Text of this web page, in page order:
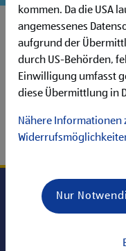
kommen. Da die USA
angemessenes
aufgrund der
durch US-Behörden,
Einwilligung umfasst
diese Übermittlung in
Nähere Informationen
Nur